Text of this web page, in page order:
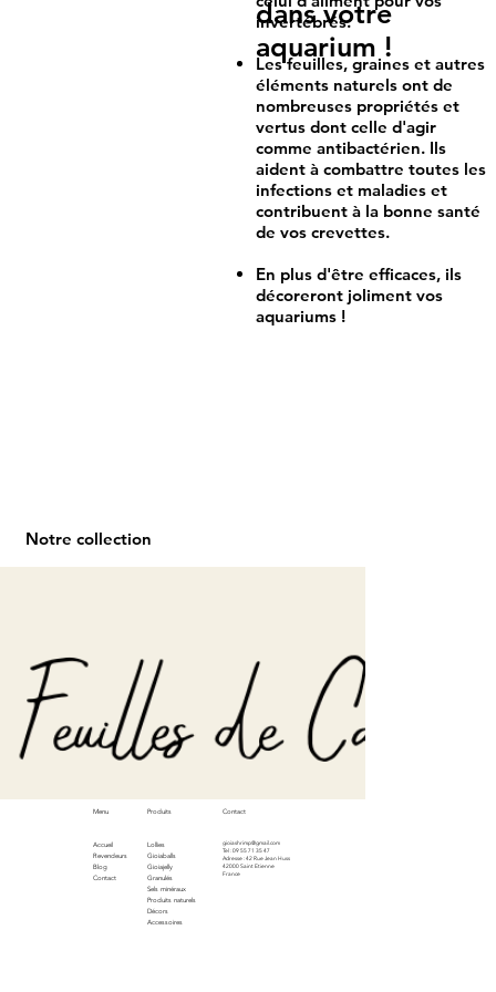
dans votre
aquarium !
invertébrés.
Les feuilles, graines et autres
éléments naturels ont de
nombreuses propriétés et
vertus dont celle d'agir
comme antibactérien. Ils
aident à combattre toutes les
infections et maladies et
contribuent à la bonne santé
de vos crevettes.
En plus d'être efficaces, ils
décoreront joliment vos
aquariums !
Notre collection
Menu
Accueil
Revendeurs
Blog
Contact
Produits
Lollies
Gioiaballs
Gioiajelly
Granulés
Sels minéraux
Produits naturels
Décors
Accessoires
gioiashrimp@gmail.com
Tel : 09 55 71 35 47
Adresse : 42 Rue Jean Huss
42000 Saint Etienne
France
Contact